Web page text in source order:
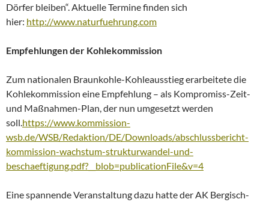
Dörfer bleiben“. Aktuelle Termine finden sich
hier: http://www.naturfuehrung.com
Empfehlungen der Kohlekommission
Zum nationalen Braunkohle-Kohleausstieg erarbeitete die
Kohlekommission eine Empfehlung – als Kompromiss-Zeit-
und Maßnahmen-Plan, der nun umgesetzt werden
soll.https://www.kommission-
wsb.de/WSB/Redaktion/DE/Downloads/abschlussbericht-
kommission-wachstum-strukturwandel-und-
beschaeftigung.pdf?__blob=publicationFile&v=4
Eine spannende Veranstaltung dazu hatte der AK Bergisch-